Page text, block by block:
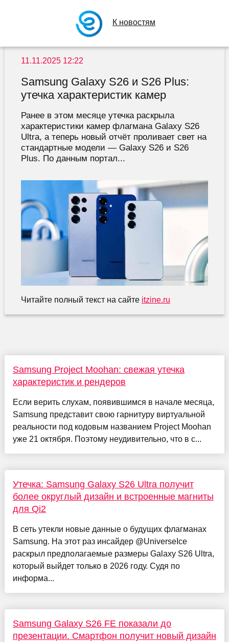
К новостям
11.11.2025 12:22
Samsung Galaxy S26 и S26 Plus:
утечка характеристик камер
Ранее в этом месяце утечка раскрыла
характеристики камер флагмана Galaxy S26
Ultra, а теперь новый отчёт проливает свет на
стандартные модели — Galaxy S26 и S26
Plus. По данным портал...
Читайте полный текст на сайте itzine.ru
Samsung Project Moohan: свежая утечка
характеристик и рендеров
Если верить слухам, появившимся в начале месяца,
Samsung представит свою гарнитуру виртуальной
реальности под кодовым названием Project Moohan
уже 21 октября. Поэтому неудивительно, что в с...
Утечка: Samsung Galaxy S26 Ultra получит
более округлый дизайн и встроенные магниты
для Qi2
В сеть утекли новые данные о будущих флагманах
Samsung. На этот раз инсайдер @UniverseIce
раскрыл предполагаемые размеры Galaxy S26 Ultra,
который выйдет только в 2026 году. Судя по
информа...
Samsung Galaxy S26 FE показали до
презентации. Смартфон получит новый дизайн